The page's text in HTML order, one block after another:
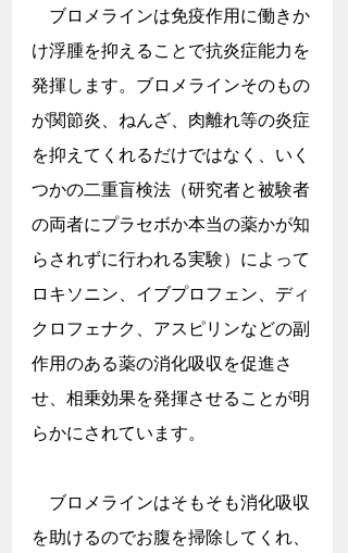
ブロメラインは免疫作用に働きか
け浮腫を抑えることで抗炎症能力を
発揮します。ブロメラインそのもの
が関節炎、ねんざ、肉離れ等の炎症
を抑えてくれるだけではなく、いく
つかの二重盲検法（研究者と被験者
の両者にプラセボか本当の薬かが知
らされずに行われる実験）によって
ロキソニン、イブプロフェン、ディ
クロフェナク、アスピリンなどの副
作用のある薬の消化吸収を促進さ
せ、相乗効果を発揮させることが明
らかにされています。
ブロメラインはそもそも消化吸収
を助けるのでお腹を掃除してくれ、